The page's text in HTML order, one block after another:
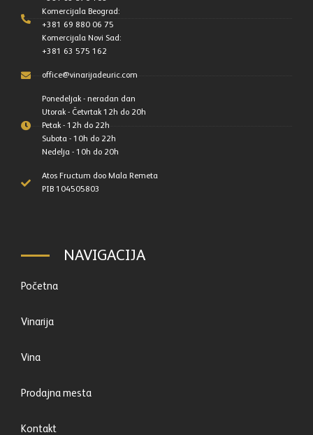
Komercijala Beograd:
+381 69 880 06 75
Komercijala Novi Sad:
+381 63 575 162
office@vinarijadeuric.com
Ponedeljak - neradan dan
Utorak - Četvrtak 12h do 20h
Petak - 12h do 22h
Subota - 10h do 22h
Nedelja - 10h do 20h
Atos Fructum doo Mala Remeta
PIB 104505803
NAVIGACIJA
Početna
Vinarija
Vina
Prodajna mesta
Kontakt